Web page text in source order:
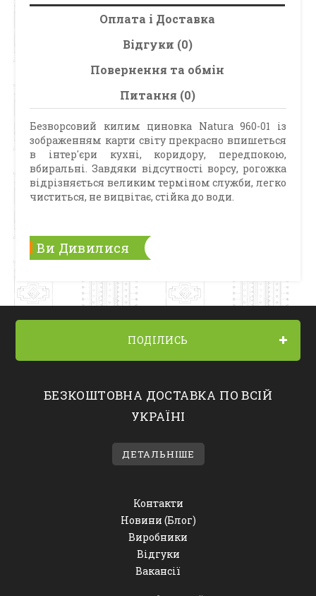
Оплата і Доставка
Відгуки (0)
Повернення та обмін
Питання (0)
Безворсовий килим циновка Natura 960-01 із
зображенням карти світу прекрасно впишеться
в інтер'єри кухні, коридору, передпокою,
вбиральні. Завдяки відсутності ворсу, рогожка
відрізняється великим терміном служби, легко
чиститься, не вицвітає, стійка до води.
Ви Дивилися
ПОДІЛИСЬ
БЕЗКОШТОВНА ДОСТАВКА ПО ВСІЙ
УКРАЇНІ
ДЕТАЛЬНІШЕ
Контакти
Новини (Блог)
Виробники
Відгуки
Вакансії